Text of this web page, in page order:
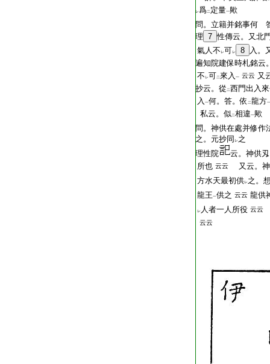
レ爲二 定量一歟
問。立籍并銘事何
理 7 性傳云。又北
氣人不 レ可レ 8
入。
遍知院建保時札銘云
不 レ可二來入 一 云云 又
抄云。從 二西門出入
入 一何。答。依 二龍方一
私云。似二相違一歟
問。神供在處并修
之。元抄同 レ之
理性院
云。神供刄
所也 云云
又云。
方水天最初供レ之。
龍王一供之 云云 龍供
レ 人者一人所役 云云
云云